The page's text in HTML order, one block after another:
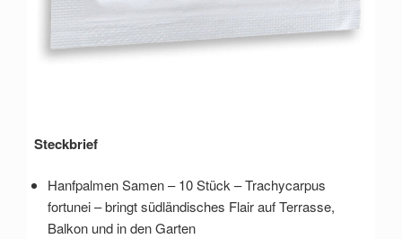
Steckbrief
Hanfpalmen Samen – 10 Stück – Trachycarpus
fortunei – bringt südländisches Flair auf Terrasse,
Balkon und in den Garten